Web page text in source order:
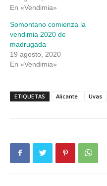
En «Vendimia»
Somontano comienza la
vendimia 2020 de
madrugada
19 agosto, 2020
En «Vendimia»
ETIQUETAS Alicante Uvas